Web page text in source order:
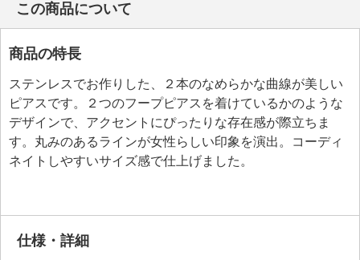
この商品について
商品の特長
ステンレスでお作りした、２本のなめらかな曲線が美しい
ピアスです。２つのフープピアスを着けているかのような
デザインで、アクセントにぴったりな存在感が際立ちま
す。丸みのあるラインが女性らしい印象を演出。コーディ
ネイトしやすいサイズ感で仕上げました。
仕様・詳細